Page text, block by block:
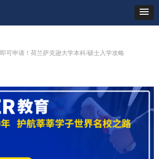
可申请！荷兰萨克逊大学本科/硕士入学攻略